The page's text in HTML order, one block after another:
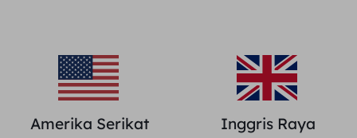
Amerika Serikat
Inggris Raya